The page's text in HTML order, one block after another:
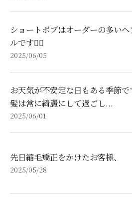
ショートボブはオーダーの多いヘ
ルです💇‍♀️
2025/06/05
お天気が不安定な日もある季節で
髪は常に綺麗にして過ごし...
2025/06/01
先日縮毛矯正をかけたお客様、
2025/05/28